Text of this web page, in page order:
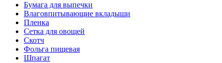
Бумага для выпечки
Влаговпитывающие вкладыши
Пленка
Сетка для овощей
Скотч
Фольга пищевая
Шпагат